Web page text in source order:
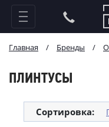
Главная / Бренды /
ПЛИНТУСЫ
Сортировка: